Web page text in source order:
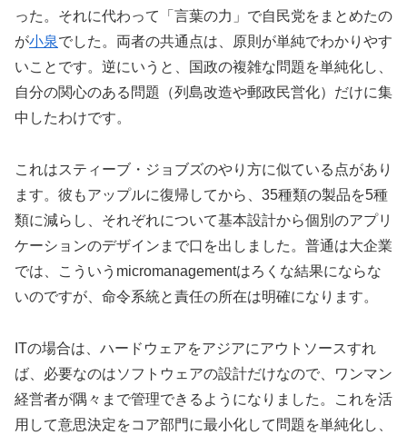
った。それに代わって「言葉の力」で自民党をまとめたの
が小泉でした。両者の共通点は、原則が単純でわかりやす
いことです。逆にいうと、国政の複雑な問題を単純化し、
自分の関心のある問題（列島改造や郵政民営化）だけに集
中したわけです。
これはスティーブ・ジョブズのやり方に似ている点があり
ます。彼もアップルに復帰してから、35種類の製品を5種
類に減らし、それぞれについて基本設計から個別のアプリ
ケーションのデザインまで口を出しました。普通は大企業
では、こういうmicromanagementはろくな結果にならな
いのですが、命令系統と責任の所在は明確になります。
ITの場合は、ハードウェアをアジアにアウトソースすれ
ば、必要なのはソフトウェアの設計だけなので、ワンマン
経営者が隅々まで管理できるようになりました。これを活
用して意思決定をコア部門に最小化して問題を単純化し、